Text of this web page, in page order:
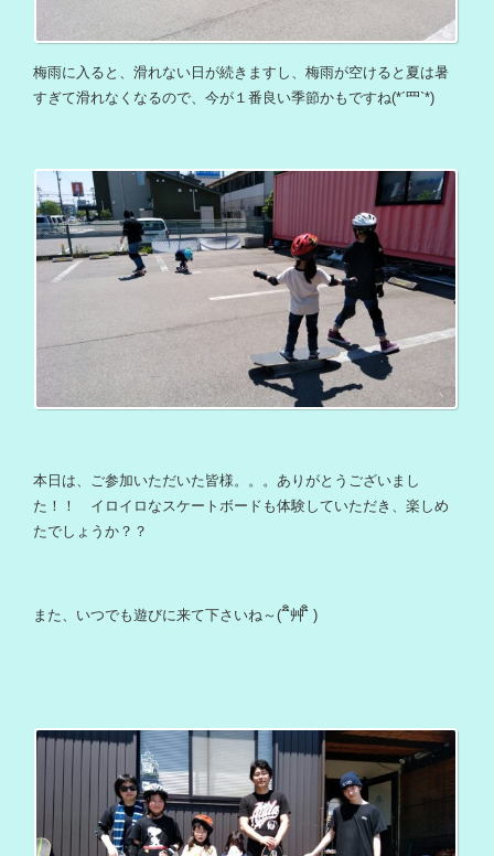
梅雨に入ると、滑れない日が続きますし、梅雨が空けると夏は暑
すぎて滑れなくなるので、今が１番良い季節かもですね(*´罒`*)
本日は、ご参加いただいた皆様。。。ありがとうございまし
た！！ イロイロなスケートボードも体験していただき、楽しめ
たでしょうか？？
また、いつでも遊びに来て下さいね～(´`ิิ艸`ิิ )